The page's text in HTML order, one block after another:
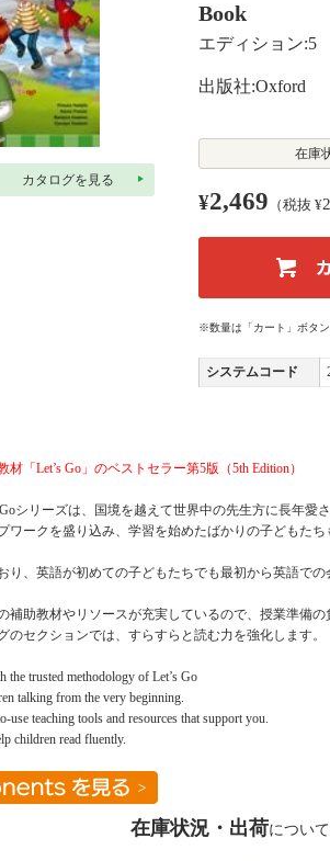
カタログを見る
Book
エディション:5
出版社:Oxford
在庫
¥2,469 （税抜 ¥
※数量は「カート」ボタ
システムコード
「Let’s Go」のベストセラー第5版（5th Edition）
シリーズは、国境を越えて世界中の先生方に長年
ワークを盛り込み、学習を始めたばかりの子どもた
り、英語が初めての子どもたちでも最初から英語で
補助教材やリソースが充実しているので、授業準備
のセクションでは、すらすらと読む力を強化します。
the trusted methodology of Let’s Go
talking from the very beginning.
use teaching tools and resources that support you.
children read fluently.
在庫状況・出荷について